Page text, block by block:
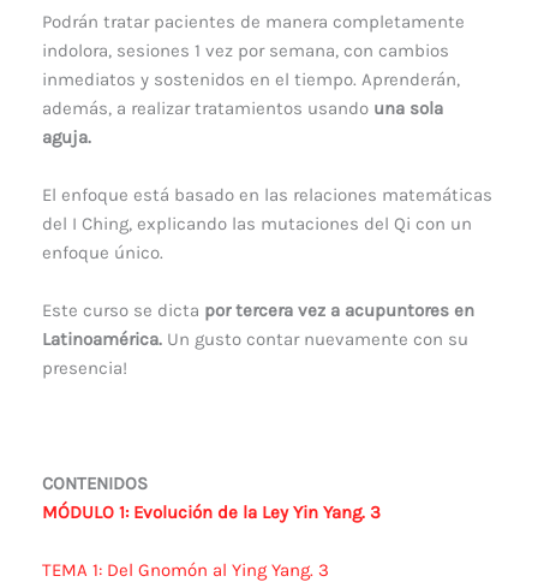
Podrán tratar pacientes de manera completamente
indolora, sesiones 1 vez por semana, con cambios
inmediatos y sostenidos en el tiempo. Aprenderán,
además, a realizar tratamientos usando una sola
aguja.
El enfoque está basado en las relaciones matemáticas
del I Ching, explicando las mutaciones del Qi con un
enfoque único.
Este curso se dicta por tercera vez a acupuntores en
Latinoamérica. Un gusto contar nuevamente con su
presencia!
CONTENIDOS
MÓDULO 1: Evolución de la Ley Yin Yang. 3
TEMA 1: Del Gnomón al Ying Yang. 3